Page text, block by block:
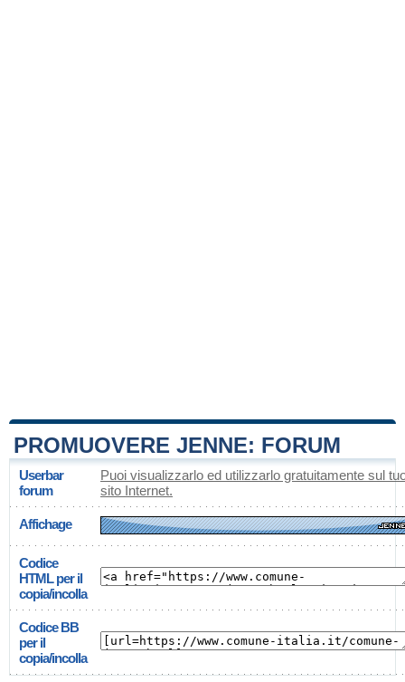
PROMUOVERE JENNE: FORUM
Userbar
forum
Puoi visualizzarlo ed utilizzarlo gratuitamente sul
sito Internet.
Affichage
Codice
HTML per il
copia/incolla
Codice BB
per il
copia/incolla